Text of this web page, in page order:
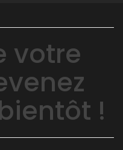
votre
!